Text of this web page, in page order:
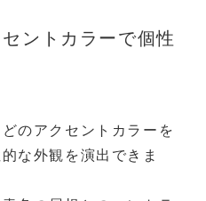
ントカラーで個性
のアクセントカラーを
な外観を演出できま